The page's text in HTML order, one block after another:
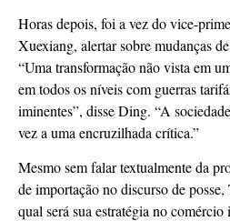
Horas depois, foi a vez do vice-
Xuexiang, alertar sobre mudanças
“Uma transformação não vista em
em todos os níveis com guerras
iminentes”, disse Ding. “A
vez a uma encruzilhada crítica.”
Mesmo sem falar textualmente da
de importação no discurso de
qual será sua estratégia no comércio